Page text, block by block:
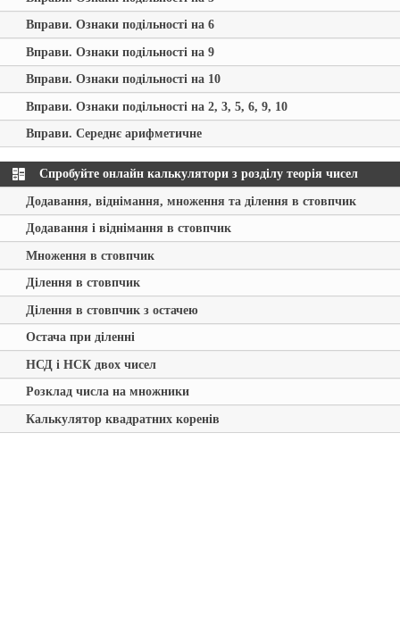
Вправи. Ознаки подільності на 6
Вправи. Ознаки подільності на 9
Вправи. Ознаки подільності на 10
Вправи. Ознаки подільності на 2, 3, 5, 6, 9, 10
Вправи. Середнє арифметичне
Спробуйте онлайн калькулятори з розділу теорія чисел
Додавання, віднімання, множення та ділення в стовпчик
Додавання і віднімання в стовпчик
Множення в стовпчик
Ділення в стовпчик
Ділення в стовпчик з остачею
Остача при діленні
НСД і НСК двох чисел
Розклад числа на множники
Калькулятор квадратних коренів